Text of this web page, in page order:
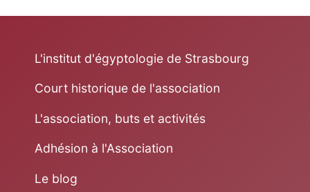
L'institut d'égyptologie de Strasbourg
Court historique de l'association
L'association, buts et activités
Adhésion à l'Association
Le blog